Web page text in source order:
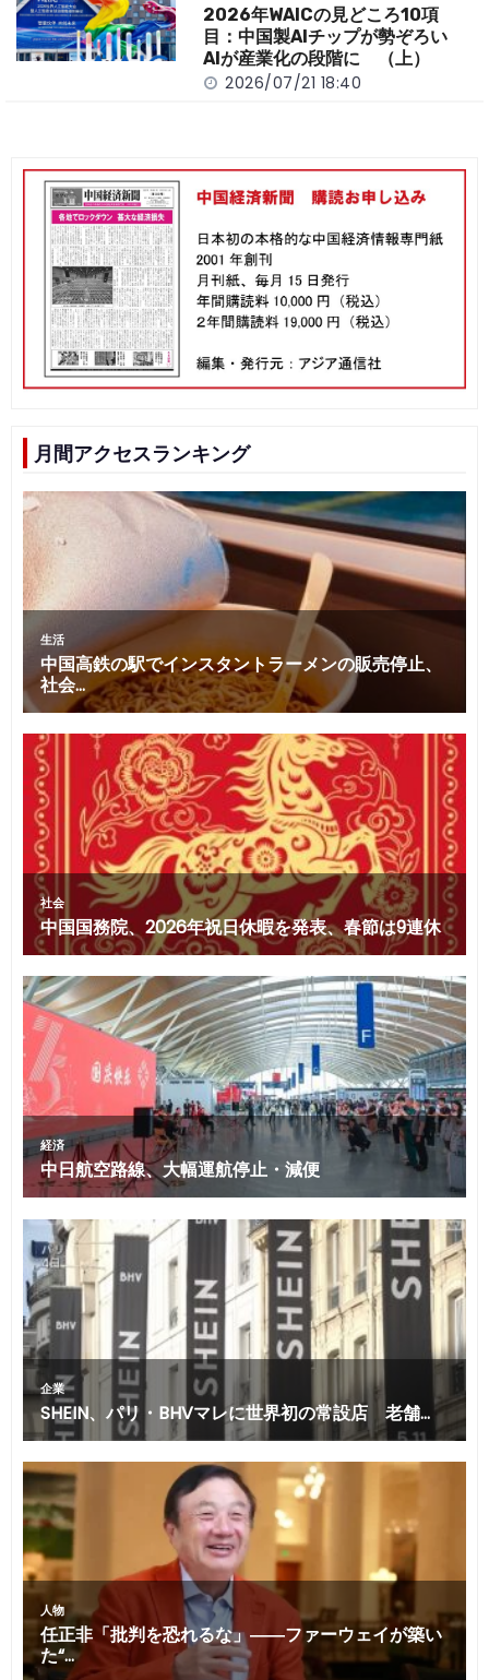
2026年WAICの見どころ10項
目：中国製AIチップが勢ぞろい
AIが産業化の段階に （上）
2026/07/21 18:40
月間アクセスランキング